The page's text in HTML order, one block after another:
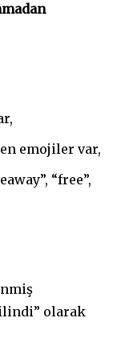
emojiler var,
“free”,
olarak